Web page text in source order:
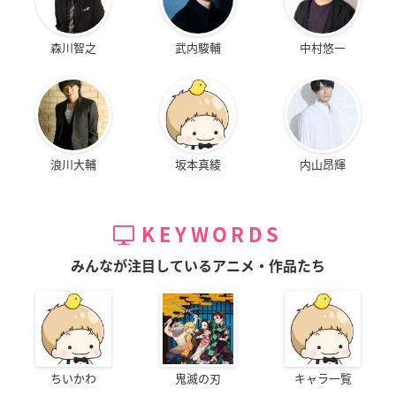
森川智之 武内駿輔 中村悠一
浪川大輔 坂本真綾 内山昂輝
KEYWORDS
みんなが注目しているアニメ・作品たち
ちいかわ 鬼滅の刃 キャラ一覧